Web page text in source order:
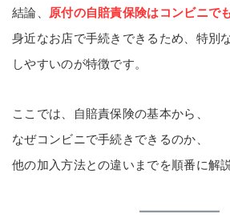
結論、
原付の自賠責保険はコンビニで
身近なお店で手続きできるため、特別
しやすいのが特徴です。
ここでは、自賠責保険の基本から、
なぜコンビニで手続きできるのか、
他の加入方法との違いまでを順番に解